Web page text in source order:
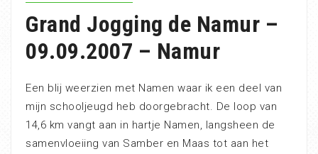
Grand Jogging de Namur –
09.09.2007 – Namur
Een blij weerzien met Namen waar ik een deel van
mijn schooljeugd heb doorgebracht. De loop van
14,6 km vangt aan in hartje Namen, langsheen de
samenvloeiing van Samber en Maas tot aan het